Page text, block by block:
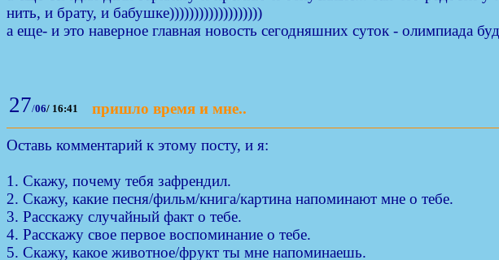
нить, и брату, и бабушке)))))))))))))))))))
а еще- и это наверное главная новость сегодняшних суток -
27/06/ 16:41 пришло время и мне..
Оставь комментарий к этому посту, и я:
1. Скажу, почему тебя зафрендил.
2. Скажу, какие песня/фильм/книга/картина напоминают мне о тебе.
3. Расскажу случайный факт о тебе.
4. Расскажу свое первое воспоминание о тебе.
5. Скажу, какое животное/фрукт ты мне напоминаешь.